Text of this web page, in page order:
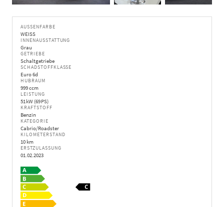
AUSSENFARBE
WEISS
INNENAUSSTATTUNG
Grau
GETRIEBE
Schaltgetriebe
SCHADSTOFFKLASSE
Euro 6d
HUBRAUM
999 ccm
LEISTUNG
51 kW (69 PS)
KRAFTSTOFF
Benzin
KATEGORIE
Cabrio/Roadster
KILOMETERSTAND
10 km
ERSTZULASSUNG
01.02.2023